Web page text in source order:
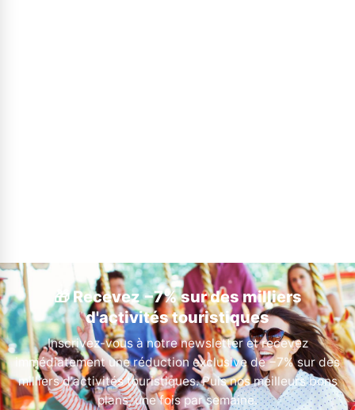
🎁 Recevez −7% sur des milliers
d'activités touristiques
Inscrivez-vous à notre newsletter et recevez
immédiatement une réduction exclusive de −7% sur des
milliers d'activités touristiques. Puis nos meilleurs bons
plans, une fois par semaine.